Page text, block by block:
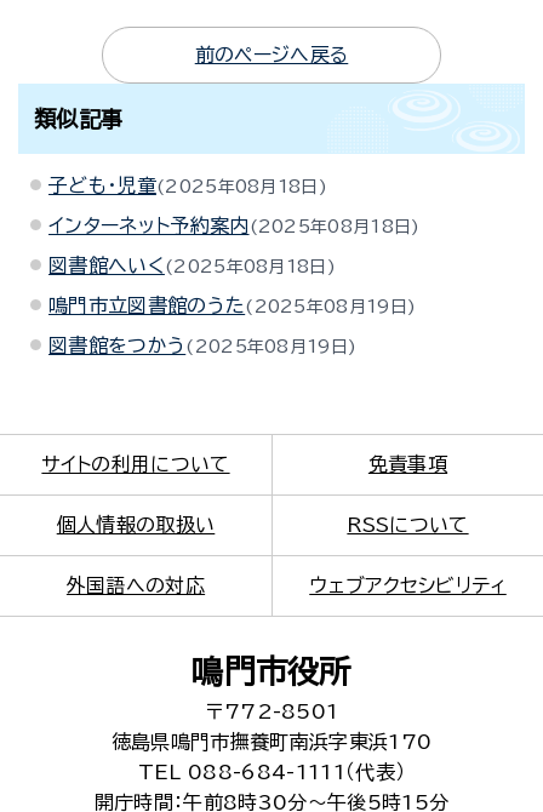
前のページへ戻る
類似記事
子ども・児童 2025年08月18日
インターネット予約案内 2025年08月18日
図書館へいく 2025年08月18日
鳴門市立図書館のうた 2025年08月19日
図書館をつかう 2025年08月19日
サイトの利用について 免責事項
個人情報の取扱い RSSについて
外国語への対応 ウェブアクセシビリティ
鳴門市役所
〒772-8501
徳島県鳴門市撫養町南浜字東浜170
TEL 088-684-1111（代表）
開庁時間：午前8時30分～午後5時15分